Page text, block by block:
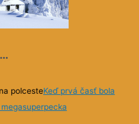
polcesteKeď prvá časť bola